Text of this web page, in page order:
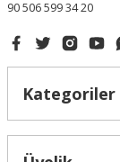
90 506 599 34 20
Kategoriler